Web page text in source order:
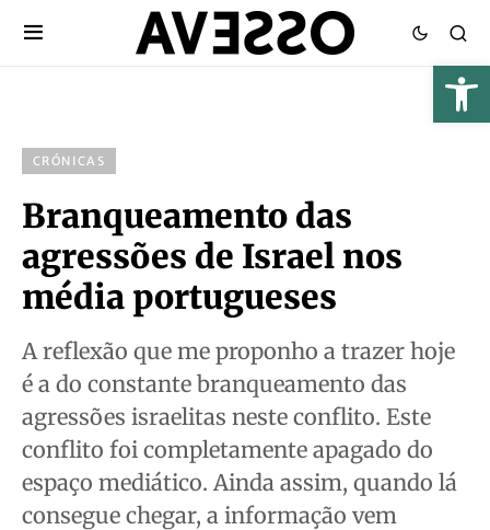
CRÓNICAS
Branqueamento das
agressões de Israel nos
média portugueses
A reflexão que me proponho a trazer hoje
é a do constante branqueamento das
agressões israelitas neste conflito. Este
conflito foi completamente apagado do
espaço mediático. Ainda assim, quando lá
consegue chegar, a informação vem